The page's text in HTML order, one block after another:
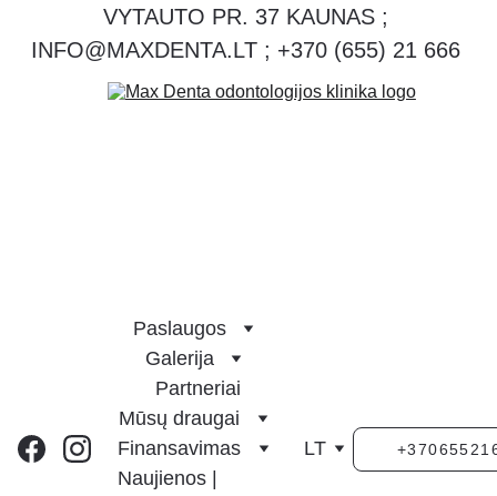
VYTAUTO PR. 37 KAUNAS ;
INFO@MAXDENTA.LT ; +370 (655) 21 666
Paslaugos
Galerija
Partneriai
Mūsų draugai
Finansavimas
Naujienos |
LT